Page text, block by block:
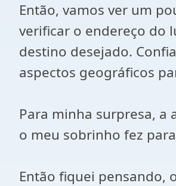
Então, vamos ver um
verificar o endereço do
destino desejado.
aspectos geográficos
Para minha surpresa, a
o meu sobrinho fez
Então fiquei pensando,